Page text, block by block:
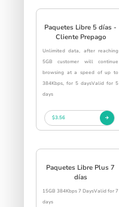
Paquetes Libre 5 días -
Cliente Prepago
Unlimited data, after reaching
5GB customer will continue
browsing at a speed of up to
384Kbps, for 5 daysValid for 5
days
$3.56
Paquetes Libre Plus 7
días
15GB 384Kbps 7 DaysValid for 7
days